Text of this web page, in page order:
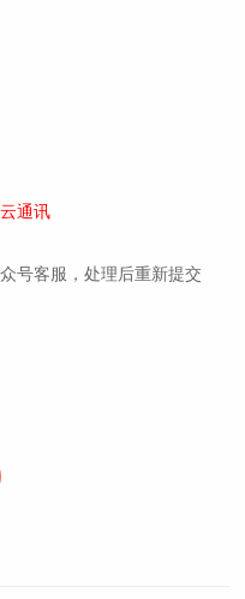
通讯
号客服，处理后重新提交